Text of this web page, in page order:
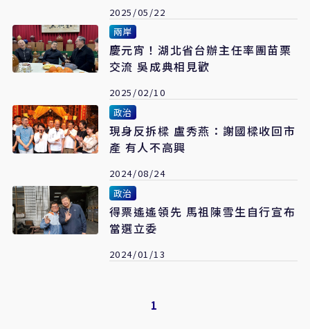
2025/05/22
兩岸
慶元宵！湖北省台辦主任率團苗栗
交流 吳成典相見歡
2025/02/10
政治
現身反拆樑 盧秀燕：謝國樑收回市
產 有人不高興
2024/08/24
政治
得票遙遙領先 馬祖陳雪生自行宣布
當選立委
2024/01/13
1